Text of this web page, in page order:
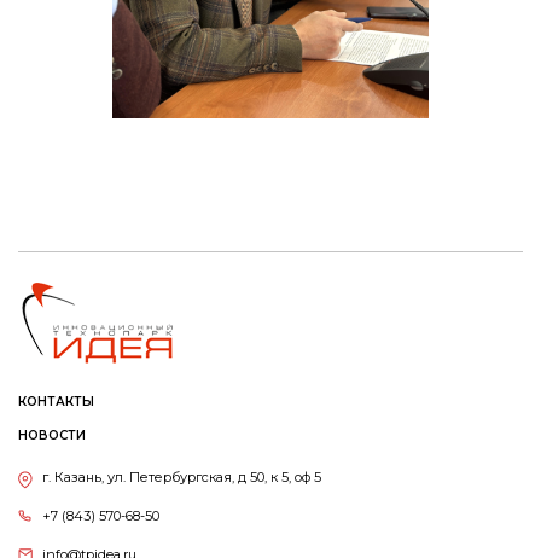
КОНТАКТЫ
НОВОСТИ
г. Казань, ул. Петербургская, д 50, к 5, оф 5
+7 (843) 570-68-50
info@tpidea.ru